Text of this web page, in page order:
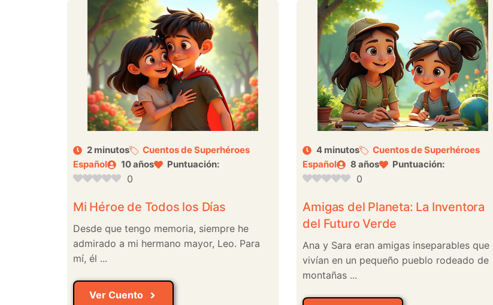
2 minutos
Cuentos de Superhéroes
Español
10 años Puntuación:
0
Mi Héroe de Todos los Días
Desde que tengo memoria, siempre he
admirado a mi hermano mayor, Leo. Para
mí, él ...
Ver Cuento
4 minutos
Cuentos de Superhéroes
Español
8 años Puntuación:
0
Amigas del Planeta: La Inventora
del Futuro Verde
Ana y Sara eran amigas inseparables que
vivían en un pequeño pueblo rodeado de
montañas ...